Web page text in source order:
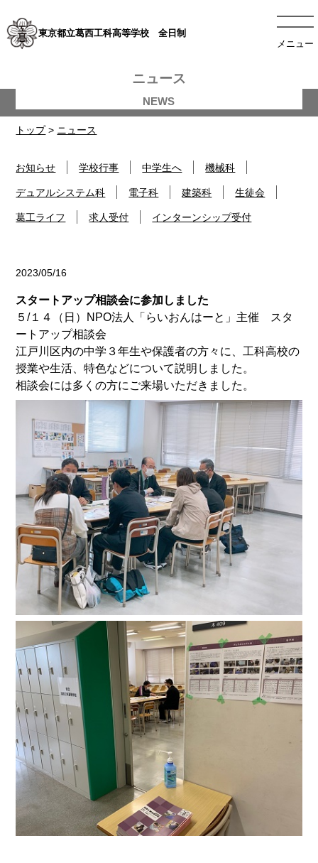
東京都立葛西工科高等学校 全日制
メニュー
トップ> ニュース
ニュース
お知らせ 学校行事 中学生へ 機械科
デュアルシステム科 電子科 建築科 生徒会
葛工ライフ 求人受付 インターンシップ受付
2023/05/16
スタートアップ相談会に参加しました
５/１４（日）NPO法人「らいおんはーと」主催 スタ
ートアップ相談会
江戸川区内の中学３年生や保護者の方々に、工科高校の
授業や生活、特色などについて説明しました。
相談会には多くの方にご来場いただきました。